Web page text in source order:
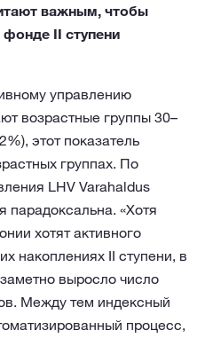
важным, чтобы
II ступени
управлению
возрастные группы 30–
этот показатель
группах. По
LHV Varahaldus
парадоксальна. «Хотя
хотят активного
накоплениях II ступени, в
выросло число
Между тем индексный
процесс,